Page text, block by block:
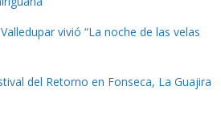
Valledupar vivió “La noche de las velas
del Retorno en Fonseca, La Guajira